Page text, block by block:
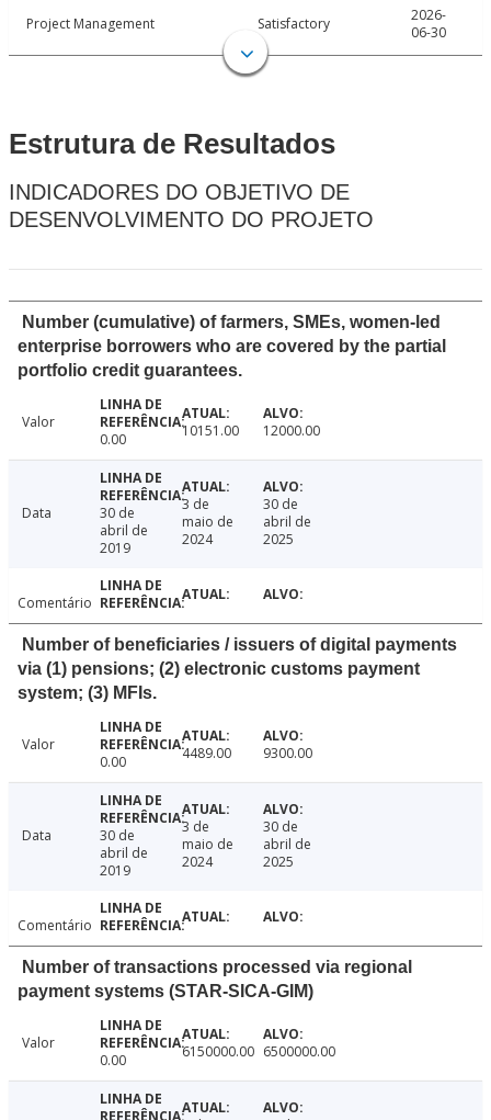
Project Management Satisfactory
2026-
06-30
Estrutura de Resultados
INDICADORES DO OBJETIVO DE
DESENVOLVIMENTO DO PROJETO
Number (cumulative) of farmers, SMEs, women-led
enterprise borrowers who are covered by the partial
portfolio credit guarantees.
Valor
0.00
10151.00 12000.00
Data
30 de
abril de
2019
3 de
maio de
2024
30 de
abril de
2025
Comentário
Number of beneficiaries / issuers of digital payments
via (1) pensions; (2) electronic customs payment
system; (3) MFIs.
Valor
0.00
4489.00 9300.00
Data
30 de
abril de
2019
3 de
maio de
2024
30 de
abril de
2025
Comentário
Number of transactions processed via regional
payment systems (STAR-SICA-GIM)
Valor
0.00
6150000.00 6500000.00